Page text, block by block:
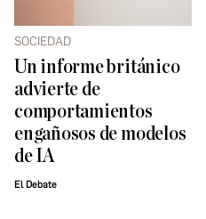
SOCIEDAD
Un informe británico
advierte de
comportamientos
engañosos de modelos
de IA
El Debate